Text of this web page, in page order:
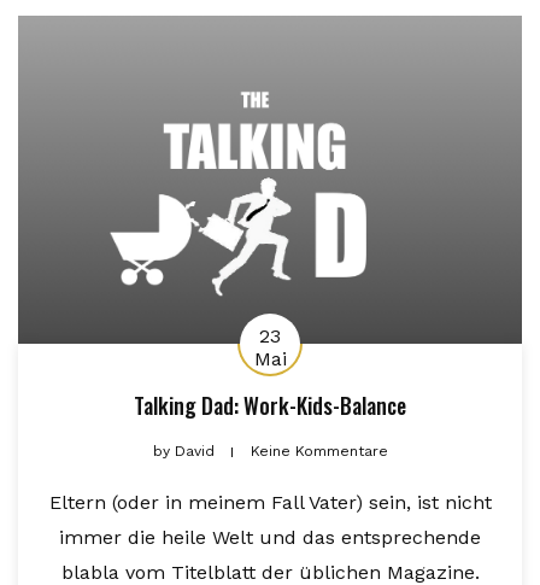
23
Mai
Talking Dad: Work-Kids-Balance
byDavid Keine Kommentare
Eltern (oder in meinem Fall Vater) sein, ist nicht
immer die heile Welt und das entsprechende
blabla vom Titelblatt der üblichen Magazine.